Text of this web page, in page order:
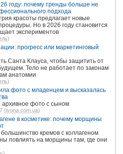
году: почему тренды больше не
подхода
красоты предлагает новые
Но в 2026 году становится
экспериментов
)
прогресс или маркетинговый
Санта Клауса, чтобы защитить от
Тело не работает по законам
анатомии
)
фото с младенцем и высказалась
архивное фото с сыном
(ivona.com.ua)
в косметике: почему морщины
кремов с коллагеном
повлиять на морщины там, где они